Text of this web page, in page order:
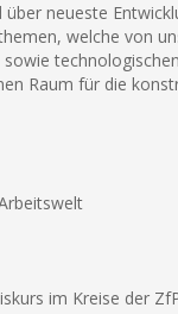
neueste
welche von
Raum für die
im Kreise der